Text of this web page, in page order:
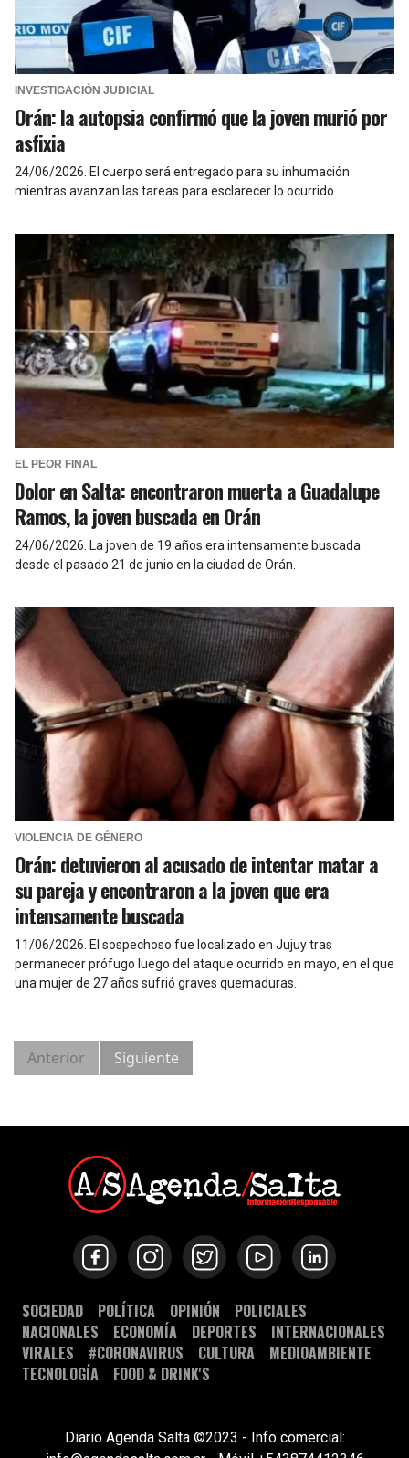
INVESTIGACIÓN JUDICIAL
Orán: la autopsia confirmó que la joven murió por
asfixia
24/06/2026 El cuerpo será entregado para su inhumación
mientras avanzan las tareas para esclarecer lo ocurrido.
EL PEOR FINAL
Dolor en Salta: encontraron muerta a Guadalupe
Ramos, la joven buscada en Orán
24/06/2026 La joven de 19 años era intensamente buscada
desde el pasado 21 de junio en la ciudad de Orán.
VIOLENCIA DE GÉNERO
Orán: detuvieron al acusado de intentar matar a
su pareja y encontraron a la joven que era
intensamente buscada
11/06/2026 El sospechoso fue localizado en Jujuy tras
permanecer prófugo luego del ataque ocurrido en mayo, en el que
una mujer de 27 años sufrió graves quemaduras.
Anterior Siguiente
SOCIEDAD POLÍTICA OPINIÓN
POLICIALES
NACIONALES
ECONOMÍA DEPORTES
INTERNACIONALES
VIRALES
#CORONAVIRUS CULTURA
MEDIOAMBIENTE
TECNOLOGÍA
FOOD & DRINK'S
Diario Agenda Salta ©2023 - Info comercial: